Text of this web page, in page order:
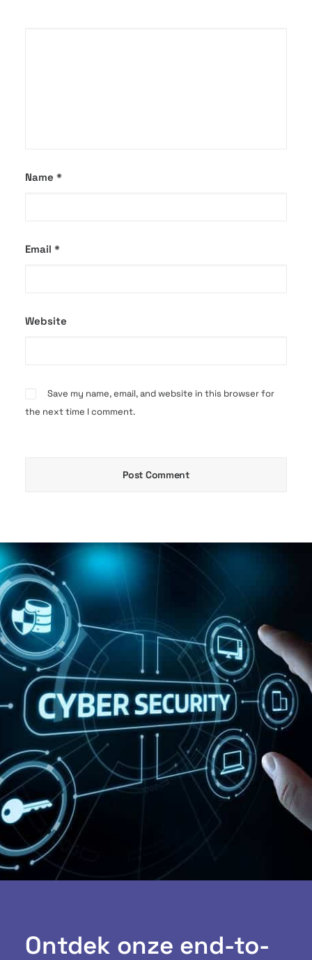
Name *
Email *
Website
Save my name, email, and website in this browser for
the next time I comment.
Ontdek onze end-to-